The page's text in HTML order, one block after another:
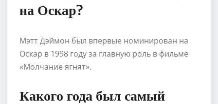
на Оскар?
Мэтт Дэймон был впервые номинирован на
Оскар в 1998 году за главную роль в фильме
«Молчание ягнят».
Какого года был самый